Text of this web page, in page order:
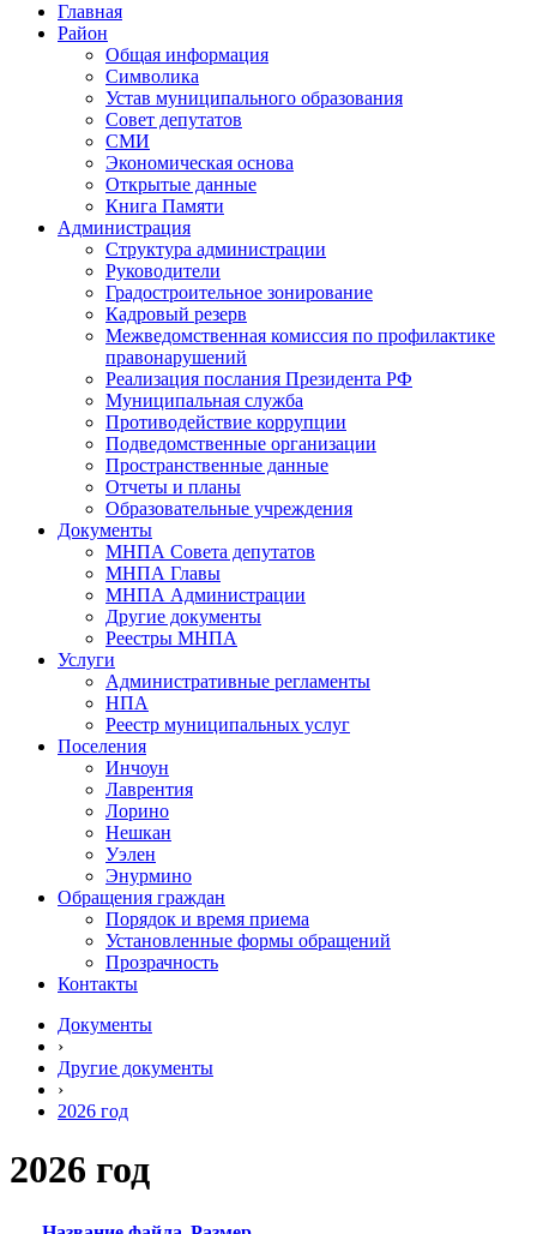
Главная
Район
Общая информация
Символика
Устав муниципального образования
Совет депутатов
СМИ
Экономическая основа
Открытые данные
Книга Памяти
Администрация
Структура администрации
Руководители
Градостроительное зонирование
Кадровый резерв
Межведомственная комиссия по профилактике
правонарушений
Реализация послания Президента РФ
Муниципальная служба
Противодействие коррупции
Подведомственные организации
Пространственные данные
Отчеты и планы
Образовательные учреждения
Документы
МНПА Совета депутатов
МНПА Главы
МНПА Администрации
Другие документы
Реестры МНПА
Услуги
Административные регламенты
НПА
Реестр муниципальных услуг
Поселения
Инчоун
Лаврентия
Лорино
Нешкан
Уэлен
Энурмино
Обращения граждан
Порядок и время приема
Установленные формы обращений
Прозрачность
Контакты
Документы
›
Другие документы
›
2026 год
2026 год